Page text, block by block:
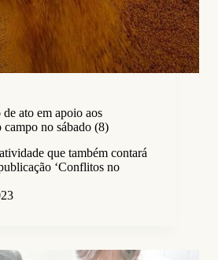
de ato em apoio aos
no sábado (8)
que também contará
‘Conflitos no